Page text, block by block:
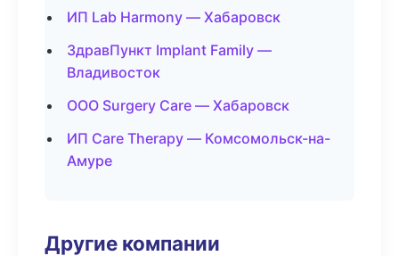
ИП Lab Harmony — Хабаровск
ЗдравПункт Implant Family —
Владивосток
ООО Surgery Care — Хабаровск
ИП Care Therapy — Комсомольск-на-
Амуре
Другие компании